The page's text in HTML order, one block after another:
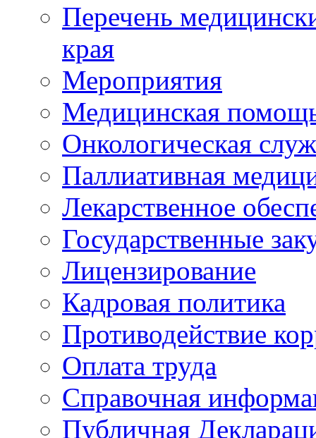
Перечень
края
Мероприятия
Медицинская
Онкологическая
Паллиативная
Лекарственное
Государственные
Лицензирование
Кадровая политика
Противодействие
Оплата труда
Справочная
Публичная